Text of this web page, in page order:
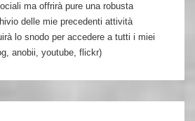
ma offrirà pure una robusta
delle mie precedenti attività
lo snodo per accedere a tutti i miei
anobii, youtube, flickr)